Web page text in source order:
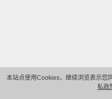
本站点使用Cookies，继续浏览表示您
私政